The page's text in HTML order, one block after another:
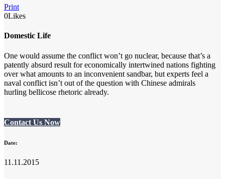
Print
0Likes
Domestic Life
One would assume the conflict won’t go nuclear, because that’s a
patently absurd result for economically intertwined nations fighting
over what amounts to an inconvenient sandbar, but experts feel a
naval conflict isn’t out of the question with Chinese admirals
hurling bellicose rhetoric already.
Contact Us Now
Date:
11.11.2015